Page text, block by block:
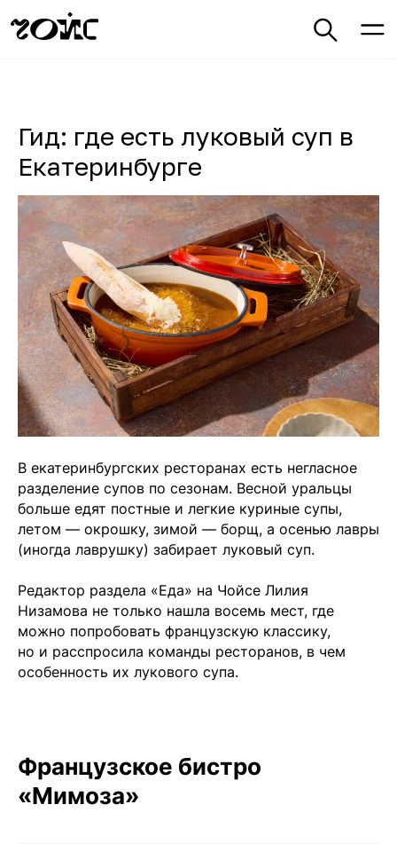
Гид: где есть луковый суп в
Екатеринбурге
В екатеринбургских ресторанах есть негласное
разделение супов по сезонам. Весной уральцы
больше едят постные и легкие куриные супы,
летом — окрошку, зимой — борщ, а осенью лавры
(иногда лаврушку) забирает луковый суп.
Редактор раздела «Еда» на Чойсе Лилия
Низамова не только нашла восемь мест, где
можно попробовать французскую классику,
но и расспросила команды ресторанов, в чем
особенность их лукового супа.
Французское бистро
«Мимоза»